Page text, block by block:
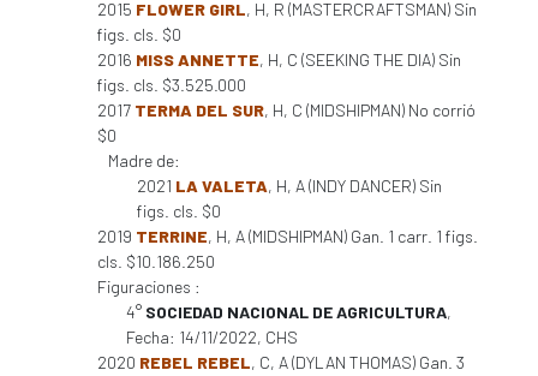
2015 FLOWER GIRL, H, R (MASTERCRAFTSMAN) Sin
figs. cls. $0
2016 MISS ANNETTE, H, C (SEEKING THE DIA) Sin
figs. cls. $3.525.000
2017 TERMA DEL SUR, H, C (MIDSHIPMAN) No corrió
$0
Madre de:
2021 LA VALETA, H, A (INDY DANCER) Sin
figs. cls. $0
2019 TERRINE, H, A (MIDSHIPMAN) Gan. 1 carr. 1 figs.
cls. $10.186.250
Figuraciones :
4° SOCIEDAD NACIONAL DE AGRICULTURA,
Fecha: 14/11/2022, CHS
2020 REBEL REBEL, C, A (DYLAN THOMAS) Gan. 3